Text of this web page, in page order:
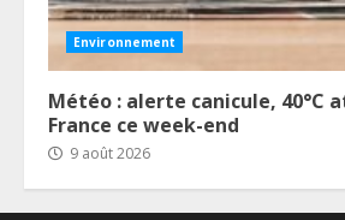
Environnement
Météo : alerte canicule, 40°C
France ce week-end
9 août 2026